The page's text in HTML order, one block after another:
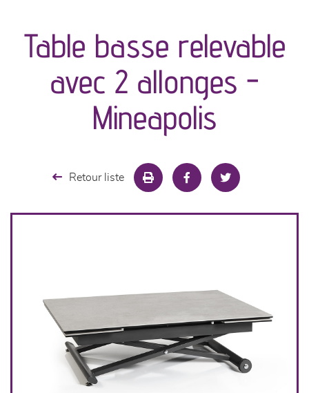
séjours
meubles de complément
chambres et dressing
Table basse relevable
avec 2 allonges -
Mineapolis
Retour liste